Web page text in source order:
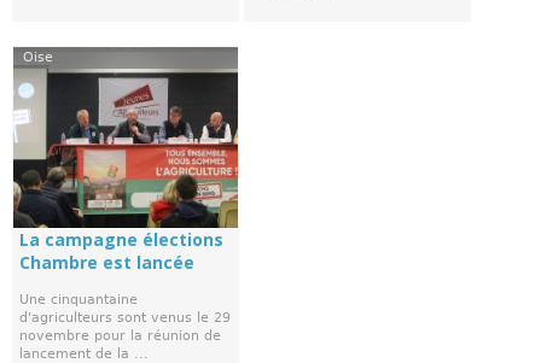
Oise
La campagne élections
Chambre est lancée
Une cinquantaine
d'agriculteurs sont venus le 29
novembre pour la réunion de
lancement de la ...